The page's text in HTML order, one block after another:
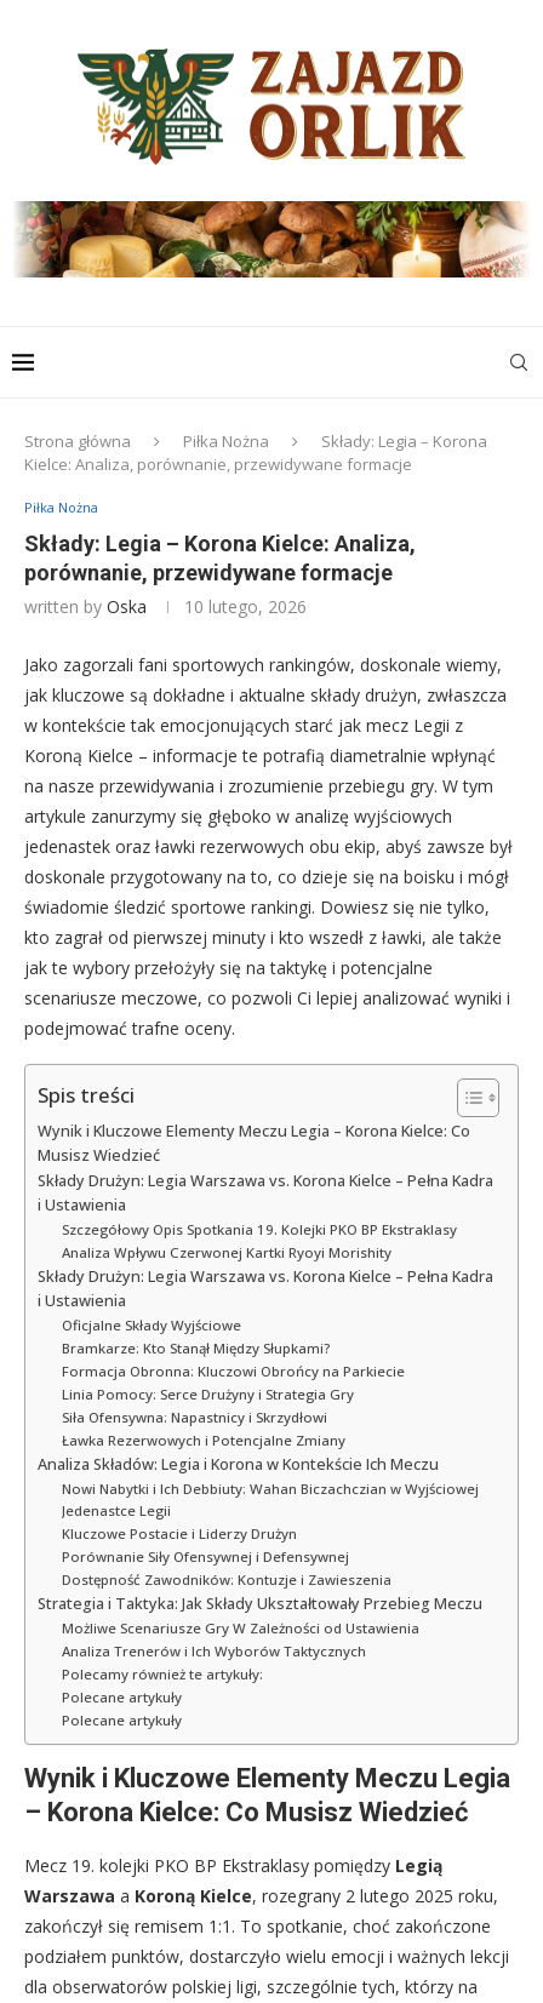
Strona główna Piłka Nożna
Składy: Legia – Korona
Kielce: Analiza, porównanie, przewidywane formacje
Piłka Nożna
Składy: Legia – Korona Kielce: Analiza,
porównanie, przewidywane formacje
written by Oska 10 lutego, 2026
Jako zagorzali fani sportowych rankingów, doskonale wiemy,
jak kluczowe są dokładne i aktualne składy drużyn, zwłaszcza
w kontekście tak emocjonujących starć jak mecz Legii z
Koroną Kielce – informacje te potrafią diametralnie wpłynąć
na nasze przewidywania i zrozumienie przebiegu gry. W tym
artykule zanurzymy się głęboko w analizę wyjściowych
jedenastek oraz ławki rezerwowych obu ekip, abyś zawsze był
doskonale przygotowany na to, co dzieje się na boisku i mógł
świadomie śledzić sportowe rankingi. Dowiesz się nie tylko,
kto zagrał od pierwszej minuty i kto wszedł z ławki, ale także
jak te wybory przełożyły się na taktykę i potencjalne
scenariusze meczowe, co pozwoli Ci lepiej analizować wyniki i
podejmować trafne oceny.
Spis treści
Wynik i Kluczowe Elementy Meczu Legia – Korona Kielce: Co
Musisz Wiedzieć
Składy Drużyn: Legia Warszawa vs. Korona Kielce – Pełna Kadra
i Ustawienia
Szczegółowy Opis Spotkania 19. Kolejki PKO BP Ekstraklasy
Analiza Wpływu Czerwonej Kartki Ryoyi Morishity
Składy Drużyn: Legia Warszawa vs. Korona Kielce – Pełna Kadra
i Ustawienia
Oficjalne Składy Wyjściowe
Bramkarze: Kto Stanął Między Słupkami?
Formacja Obronna: Kluczowi Obrońcy na Parkiecie
Linia Pomocy: Serce Drużyny i Strategia Gry
Siła Ofensywna: Napastnicy i Skrzydłowi
Ławka Rezerwowych i Potencjalne Zmiany
Analiza Składów: Legia i Korona w Kontekście Ich Meczu
Nowi Nabytki i Ich Debbiuty: Wahan Biczachczian w Wyjściowej
Jedenastce Legii
Kluczowe Postacie i Liderzy Drużyn
Porównanie Siły Ofensywnej i Defensywnej
Dostępność Zawodników: Kontuzje i Zawieszenia
Strategia i Taktyka: Jak Składy Ukształtowały Przebieg Meczu
Możliwe Scenariusze Gry W Zależności od Ustawienia
Analiza Trenerów i Ich Wyborów Taktycznych
Polecamy również te artykuły:
Polecane artykuły
Polecane artykuły
Wynik i Kluczowe Elementy Meczu Legia
– Korona Kielce: Co Musisz Wiedzieć
Mecz 19. kolejki PKO BP Ekstraklasy pomiędzy Legią
Warszawa a Koroną Kielce, rozegrany 2 lutego 2025 roku,
zakończył się remisem 1:1. To spotkanie, choć zakończone
podziałem punktów, dostarczyło wielu emocji i ważnych lekcji
dla obserwatorów polskiej ligi, szczególnie tych, którzy na